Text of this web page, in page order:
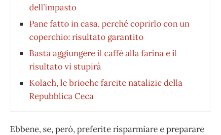
dell’impasto
Pane fatto in casa, perché coprirlo con un
coperchio: risultato garantito
Basta aggiungere il caffè alla farina e il
risultato vi stupirà
Kolach, le brioche farcite natalizie della
Repubblica Ceca
Ebbene, se, però, preferite risparmiare e preparare